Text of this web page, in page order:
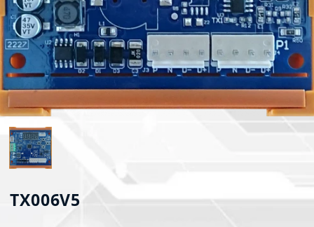
TX006V5